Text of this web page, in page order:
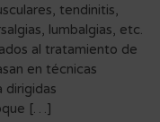
tendinitis,
lumbalgias, etc.
al tratamiento de
en técnicas
dirigidas
[…]